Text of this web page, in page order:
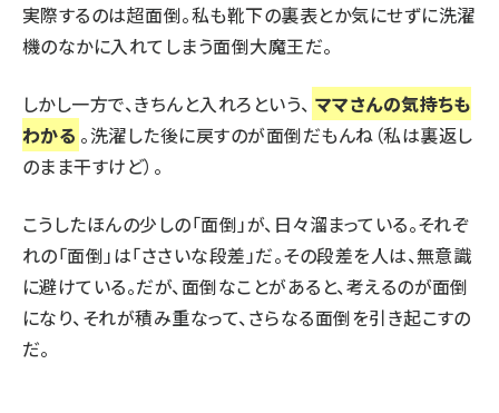
実際するのは超面倒。私も靴下の裏表とか気にせずに洗濯
機のなかに入れてしまう面倒大魔王だ。
しかし一方で、きちんと入れろという、 ママさんの気持ちも
わかる 。洗濯した後に戻すのが面倒だもんね（私は裏返し
のまま干すけど）。
こうしたほんの少しの「面倒」が、日々溜まっている。それぞ
れの「面倒」は「ささいな段差」だ。その段差を人は、無意識
に避けている。だが、面倒なことがあると、考えるのが面倒
になり、それが積み重なって、さらなる面倒を引き起こすの
だ。